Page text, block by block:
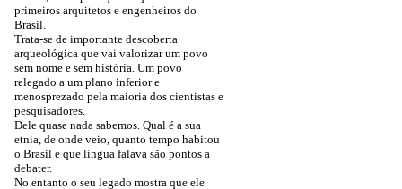
primeiros arquitetos e engenheiros do
Brasil.
Trata-se de importante descoberta
arqueológica que vai valorizar um povo
sem nome e sem história. Um povo
relegado a um plano inferior e
menosprezado pela maioria dos cientistas e
pesquisadores.
Dele quase nada sabemos. Qual é a sua
etnia, de onde veio, quanto tempo habitou
o Brasil e que língua falava são pontos a
debater.
No entanto o seu legado mostra que ele